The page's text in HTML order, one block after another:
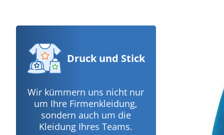
Druck und Stick
Wir kümmern uns nicht nur
um Ihre Firmenkleidung,
sondern auch um die
Kleidung Ihres Teams.